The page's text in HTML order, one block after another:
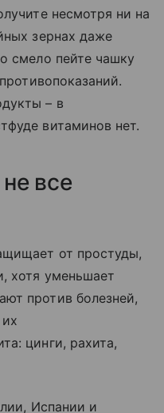
несмотря ни на
зернах даже
смело пейте чашку
– в
витаминов нет.
все
от простуды,
хотя уменьшает
против болезней,
цинги, рахита,
Испании и